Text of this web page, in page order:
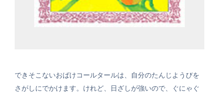
できそこないおばけコールタールは、自分のたんじようびを
さがしにでかけます。けれど、日ざしが強いので、ぐにゃぐ